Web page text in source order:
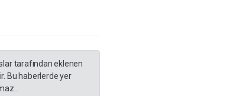
tarafından eklenen
Bu haberlerde yer